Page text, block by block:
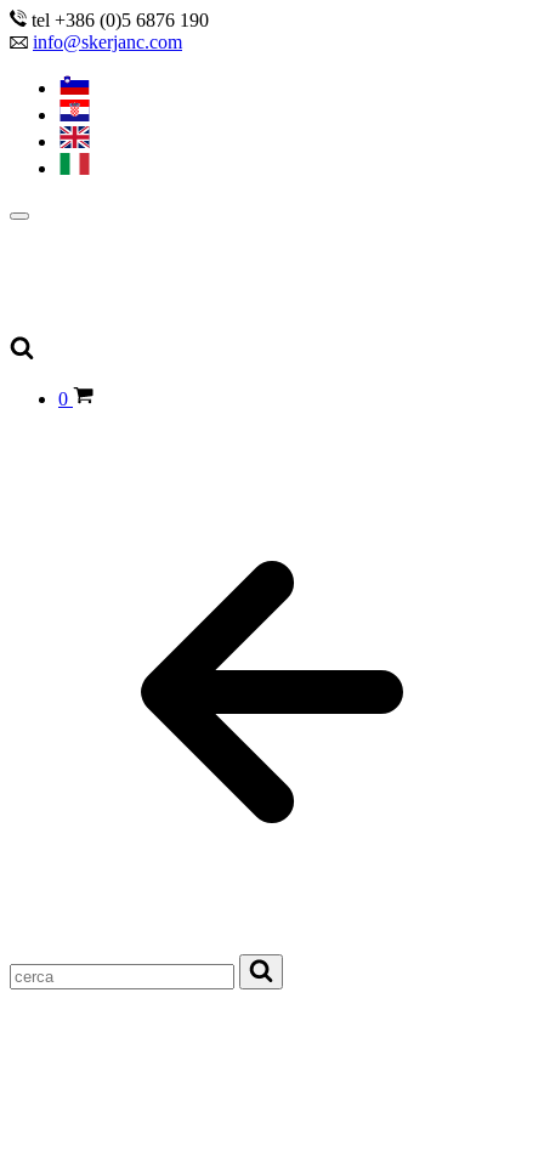
tel +386 (0)5 6876 190
info@skerjanc.com
0